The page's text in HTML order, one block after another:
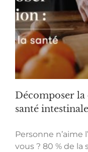
Décomposer la
santé intestinale
Personne n’aime
vous ? 80 % de